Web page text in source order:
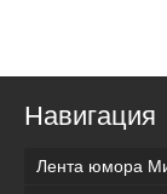
Навигация
Лента юмора